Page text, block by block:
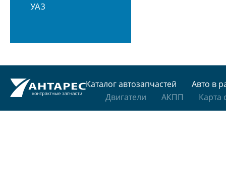
УАЗ
Каталог автозапчастей
Авто в
Двигатели
АКПП Карта